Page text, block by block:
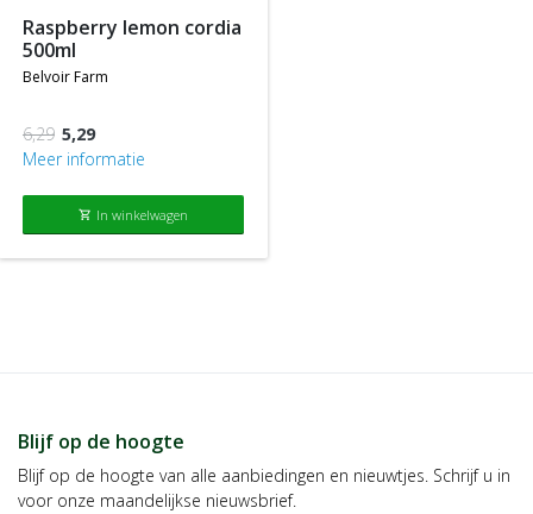
raspberry lemon cordia
500ml
belvoir farm
6,29 5,29
Meer informatie
shopping_cart In winkelwagen
Blijf op de hoogte
Blijf op de hoogte van alle aanbiedingen en nieuwtjes. Schrijf u in
voor onze maandelijkse nieuwsbrief.